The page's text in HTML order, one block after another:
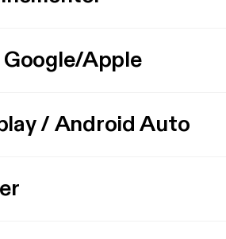
Apple
/ Android Auto